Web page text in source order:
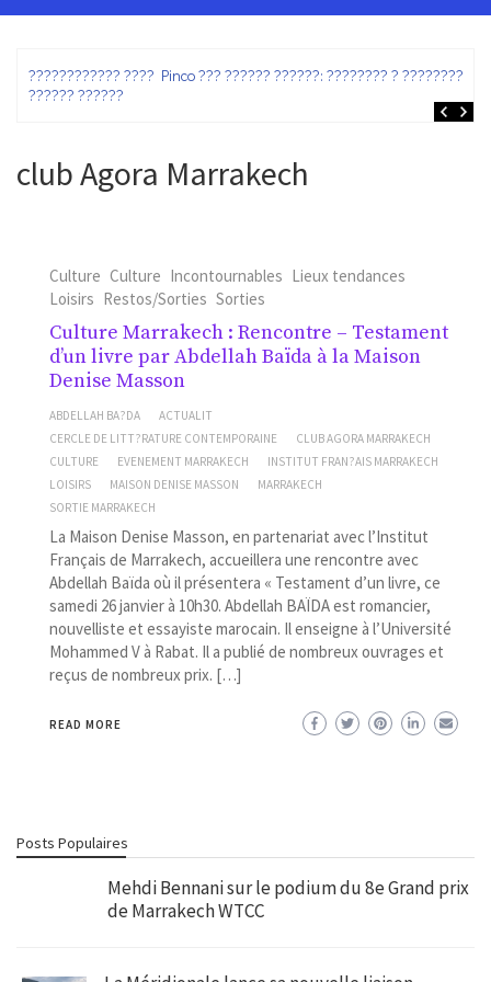
???????????? ???? Pinco ??? ?????? ??????: ???????? ? ???????? ?
?????? ??????
club Agora Marrakech
Culture Culture Incontournables Lieux tendances
Loisirs Restos/Sorties Sorties
Culture Marrakech : Rencontre – Testament
d’un livre par Abdellah Baïda à la Maison
Denise Masson
ABDELLAH BA?DA
ACTUALIT
CERCLE DE LITT?RATURE CONTEMPORAINE
CLUB AGORA MARRAKECH
CULTURE
EVENEMENT MARRAKECH
INSTITUT FRAN?AIS MARRAKECH
LOISIRS
MAISON DENISE MASSON
MARRAKECH
SORTIE MARRAKECH
La Maison Denise Masson, en partenariat avec l’Institut
Français de Marrakech, accueillera une rencontre avec
Abdellah Baïda où il présentera « Testament d’un livre, ce
samedi 26 janvier à 10h30. Abdellah BAÏDA est romancier,
nouvelliste et essayiste marocain. Il enseigne à l’Université
Mohammed V à Rabat. Il a publié de nombreux ouvrages et
reçus de nombreux prix. […]
READ MORE
Posts Populaires
Mehdi Bennani sur le podium du 8e Grand prix
de Marrakech WTCC